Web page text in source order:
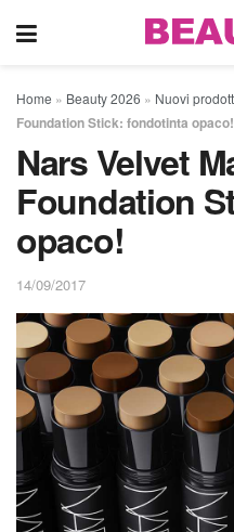
Home » Beauty 2026 » Nuovi
Foundation Stick: fondotinta opaco!
Nars Velvet
Foundation
opaco!
14/09/2017